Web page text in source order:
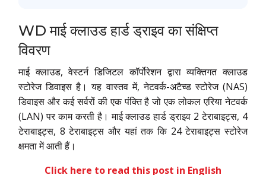
WD माई क्लाउड हार्ड ड्राइव का संक्षिप्त
विवरण
माई क्लाउड, वेस्टर्न डिजिटल कॉर्पोरेशन द्वारा व्यक्तिगत क्लाउड
स्टोरेज डिवाइस है। यह वास्तव में, नेटवर्क-अटैच्ड स्टोरेज (NAS)
डिवाइस और कई सर्वरों की एक पंक्ति है जो एक लोकल एरिया नेटवर्क
(LAN) पर काम करती है। माई क्लाउड हार्ड ड्राइव 2 टेराबाइट्स, 4
टेराबाइट्स, 8 टेराबाइट्स और यहां तक कि 24 टेराबाइट्स स्टोरेज
क्षमता में आती हैं।
Click here to read this post in English